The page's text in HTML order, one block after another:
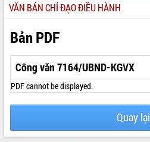
GIỚI THIỆU
LÃNH ĐẠO UBND TỈNH
TIN TỨC SỰ KIỆN
SỞ, BAN, NGÀNH
UBND CÁC XÃ, PHƯỜNG
THÔNG TIN CHỈ ĐẠO ĐIỀU HÀNH
VĂN BẢN CHỈ ĐẠO ĐIỀU HÀNH
Bản PDF
Công văn 7164/UBND-KGVX
PDF cannot be displayed.
Quay lại